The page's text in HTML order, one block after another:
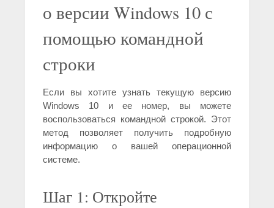
о версии Windows 10 с
помощью командной
строки
Если вы хотите узнать текущую версию
Windows 10 и ее номер, вы можете
воспользоваться командной строкой. Этот
метод позволяет получить подробную
информацию о вашей операционной
системе.
Шаг 1: Откройте